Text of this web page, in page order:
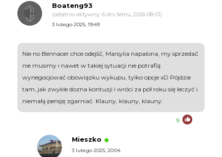
Boateng93
(ostatnio aktywny: 6 dni temu, 2026-08-01)
3 lutego 2025, 19:49
Nie no Bennacer chce odejść, Marsylia napalona, my sprzedać
nie musimy i nawet w takiej sytuacji nie potrafią
wynegocjować obowiązku wykupu, tylko opcje xD Pójdzie
tam, jak zwykle dozna kontuzji i wróci za pół roku się leczyć i
niemałą pensję zgarniać. Klauny, klauny, klauny.
9
Mieszko
3 lutego 2025, 20:04